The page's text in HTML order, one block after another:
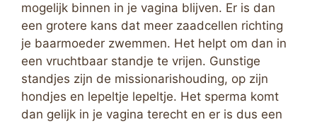
mogelijk binnen in je vagina blijven. Er is dan
een grotere kans dat meer zaadcellen richting
je baarmoeder zwemmen. Het helpt om dan in
een vruchtbaar standje te vrijen. Gunstige
standjes zijn de missionarishouding, op zijn
hondjes en lepeltje lepeltje. Het sperma komt
dan gelijk in je vagina terecht en er is dus een